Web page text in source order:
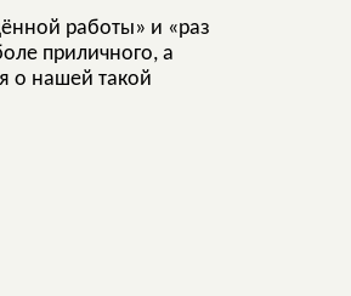
работы» и «раз
приличного, а
о нашей такой